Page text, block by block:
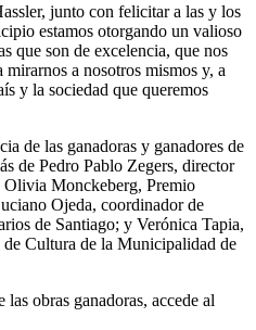
junto con felicitar a las y los
estamos otorgando un valioso
que son de excelencia, que nos
a nosotros mismos y, a
y la sociedad que queremos
de las ganadoras y ganadores de
de Pedro Pablo Zegers, director
Monckeberg, Premio
Ojeda, coordinador de
de Santiago; y Verónica Tapia,
Cultura de la Municipalidad de
obras ganadoras, accede al